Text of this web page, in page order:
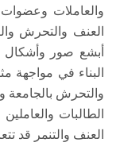
والعاملات وعضوات
العنف والتحرش
أبشع صور وأشكال
البناء في
والتحرش بالجامعة
الطالبات
العنف والتنمر قد